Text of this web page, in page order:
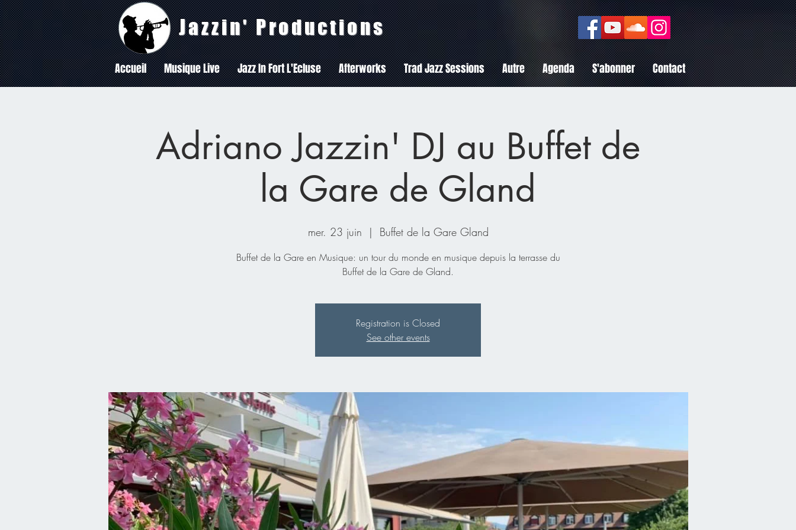
Jazzin' Productions
Accueil Musique Live Jazz In Fort L'Ecluse Afterworks Trad Jazz Sessions Autre Agenda S'abonner Contact
Adriano Jazzin' DJ au Buffet de
la Gare de Gland
mer. 23 juin
  |
Buffet de la Gare Gland
Buffet de la Gare en Musique: un tour du monde en musique depuis la terrasse du
Buffet de la Gare de Gland.
Registration is Closed
See other events